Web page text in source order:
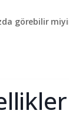
görebilir